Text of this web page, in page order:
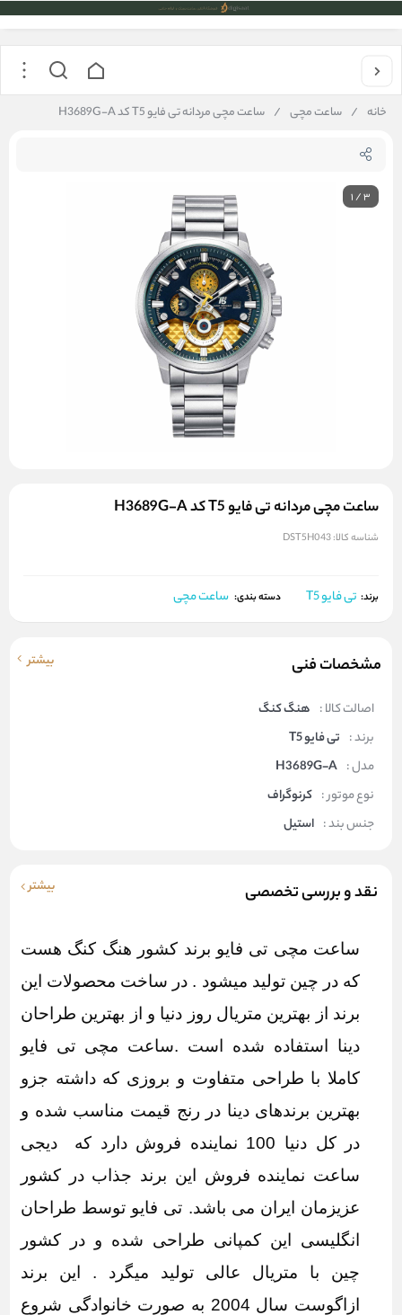
خانه / ساعت مچی / ساعت مچی مردانه تی فایو T5 کد H3689G-A
1/3
ساعت مچی مردانه تی فایو T5 کد H3689G-A
شناسه کالا:DST5H043
برند: تی فایو T5 دسته بندی: ساعت مچی
مشخصات فنی بیشتر
اصالت کالا : هنگ کنگ
برند : تی فایو T5
مدل : H3689G-A
نوع موتور : کرنوگراف
جنس بند : استیل
نقد و بررسی تخصصی بیشتر
ساعت مچی تی فایو برند کشور هنگ کنگ هست
که در چین تولید میشود . در ساخت محصولات این
برند از بهترین متریال روز دنیا و از بهترین طراحان
دینا استفاده شده است .ساعت مچی تی فایو
کاملا با طراحی متفاوت و بروزی که داشته جزو
بهترین برندهای دینا در رنج قیمت مناسب شده و
در کل دنیا 100 نماینده فروش دارد که
دیجی
ساعت نماینده فروش این برند جذاب در کشور
عزیزمان ایران می باشد. تی فایو توسط طراحان
انگلیسی این کمپانی طراحی شده و در کشور
چین با متریال عالی تولید میگرد . این برند
ازاگوست سال 2004 به صورت خانوادگی شروع